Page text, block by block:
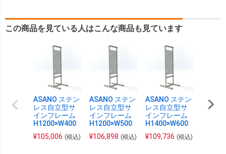
この商品を見ている人はこんな商品も見ています
ASANO ステン
レス自立型サ
インフレーム
H1200×W400
¥105,006 (税込)
ASANO ステン
レス自立型サ
インフレーム
H1200×W500
¥106,898 (税込)
ASANO ステン
レス自立型サ
インフレーム
H1400×W600
¥109,736 (税込)
ダイケ
チャ